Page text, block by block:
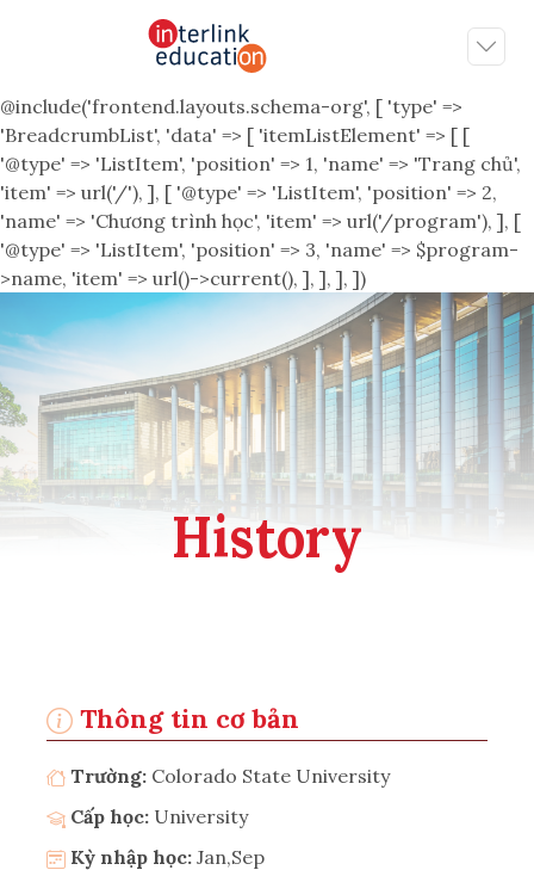
@include('frontend.layouts.schema-org', [ 'type' =>
'BreadcrumbList', 'data' => [ 'itemListElement' => [ [
'@type' => 'ListItem', 'position' => 1, 'name' => 'Trang chủ',
'item' => url('/'), ], [ '@type' => 'ListItem', 'position' => 2,
'name' => 'Chương trình học', 'item' => url('/program'), ], [
'@type' => 'ListItem', 'position' => 3, 'name' => $program-
>name, 'item' => url()->current(), ], ], ], ])
History
Thông tin cơ bản
Trường: Colorado State University
Cấp học: University
Kỳ nhập học: Jan,Sep